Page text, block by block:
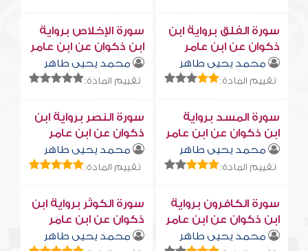
سورة الفلق برواية ابن
ذكوان عن ابن عامر
محمد يحيى طاهر
تقييم المادة:
سورة الإخلاص برواية
ابن ذكوان عن ابن عامر
محمد يحيى طاهر
تقييم المادة:
سورة المسد برواية
ابن ذكوان عن ابن عامر
محمد يحيى طاهر
تقييم المادة:
سورة النصر برواية ابن
ذكوان عن ابن عامر
محمد يحيى طاهر
تقييم المادة:
سورة الكافرون برواية
ابن ذكوان عن ابن عامر
محمد يحيى طاهر
سورة الكوثر برواية ابن
ذكوان عن ابن عامر
محمد يحيى طاهر